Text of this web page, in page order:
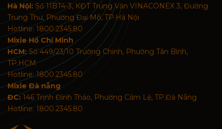
Hà Nội: Số 11BT4-3, KĐT Trung Văn VINACONEX 3, Đường
Trung Thư, Phường Đại Mỗ, TP.Hà Nội
Hotline: 1800.2345.80
Mixie Hồ Chí Minh
HCM:Số 449/23/10 Trường Chinh, Phường Tân Bình,
TP.HCM
Hotline: 1800.2345.80
Mixie Đà nẵng
ĐC: 146 Trịnh Đình Thảo, Phường Cẩm Lệ, TP.Đà Nẵng
Hotline: 1800.2345.80